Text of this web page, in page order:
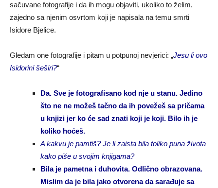
sačuvane fotografije i da ih mogu objaviti, ukoliko to želim,
zajedno sa njenim osvrtom koji je napisala na temu smrti
Isidore Bjelice.
Gledam one fotografije i pitam u potpunoj nevjerici: „Jesu li ovo
Isidorini šeširi?“
Da. Sve je fotografisano kod nje u stanu. Jedino
što ne ne možeš tačno da ih povežeš sa pričama
u knjizi jer ko će sad znati koji je koji. Bilo ih je
koliko hoćeš.
A kakvu je pamtiš? Je li zaista bila toliko puna života
kako piše u svojim knjigama?
Bila je pametna i duhovita. Odlično obrazovana.
Mislim da je bila jako otvorena da sarađuje sa